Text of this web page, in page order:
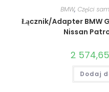
BMW, Części
Łącznik/Adapter BMW
Nissan
2 574,65
Dodaj